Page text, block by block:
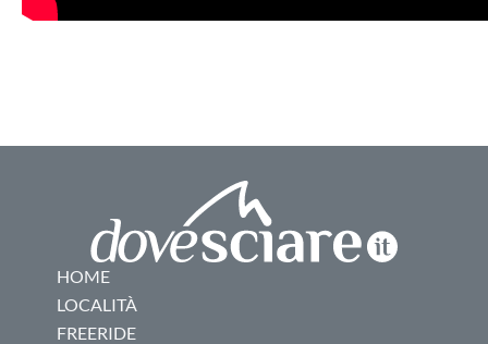
HOME
LOCALITÀ
FREERIDE